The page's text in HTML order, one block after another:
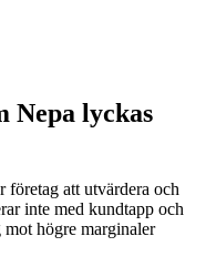
Nepa lyckas
företag att utvärdera och
inte med kundtapp och
högre marginaler